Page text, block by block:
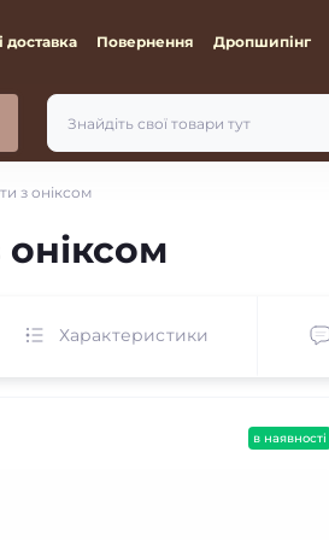
доставка Повернення Дропшипінг
з оніксом
оніксом
Характеристики
в наявності